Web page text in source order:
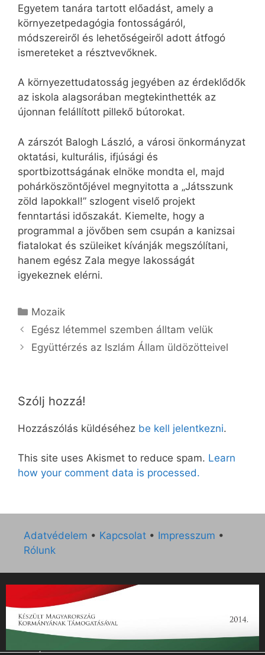
Egyetem tanára tartott előadást, amely a
környezetpedagógia fontosságáról,
módszereiről és lehetőségeiről adott átfogó
ismereteket a résztvevőknek.
A környezettudatosság jegyében az érdeklődők
az iskola alagsorában megtekinthették az
újonnan felállított pillekő bútorokat.
A zárszót Balogh László, a városi önkormányzat
oktatási, kulturális, ifjúsági és
sportbizottságának elnöke mondta el, majd
pohárköszöntőjével megnyitotta a „Játsszunk
zöld lapokkal!” szlogent viselő projekt
fenntartási időszakát. Kiemelte, hogy a
programmal a jövőben sem csupán a kanizsai
fiatalokat és szüleiket kívánják megszólítani,
hanem egész Zala megye lakosságát
igyekeznek elérni.
Kategória
Mozaik
Egész létemmel szemben álltam velük
Együttérzés az Iszlám Állam üldözötteivel
Szólj hozzá!
Hozzászólás küldéséhez be kell jelentkezni.
This site uses Akismet to reduce spam. Learn
how your comment data is processed.
Adatvédelem • Kapcsolat • Impresszum •
Rólunk